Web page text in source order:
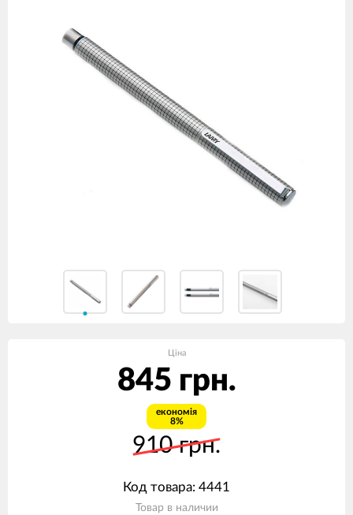
Ціна
845 грн.
економія
8%
910 грн.
Код товара: 4441
Товар в наличии